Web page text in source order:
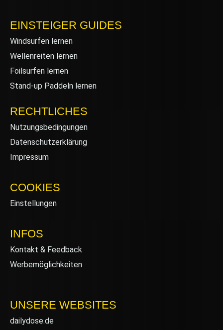
EINSTEIGER GUIDES
Windsurfen lernen
Wellenreiten lernen
Foilsurfen lernen
Stand-up Paddeln lernen
RECHTLICHES
Nutzungsbedingungen
Datenschutzerklärung
Impressum
COOKIES
Einstellungen
INFOS
Kontakt & Feedback
Werbemöglichkeiten
UNSERE WEBSITES
dailydose.de